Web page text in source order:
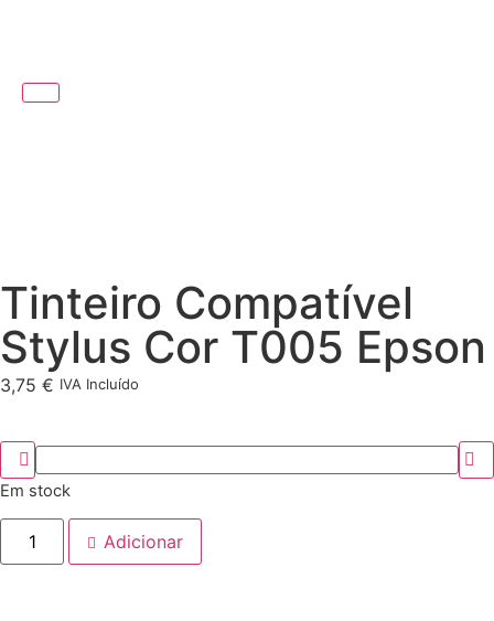
Tinteiro Compatível
Stylus Cor T005 Epson
3,75 € IVA Incluído
Em stock
Adicionar